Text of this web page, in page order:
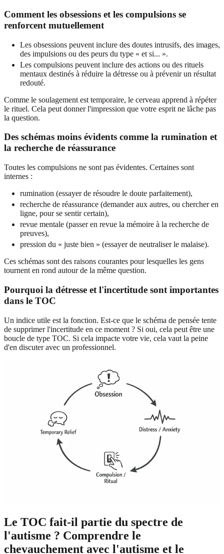
Comment les obsessions et les compulsions se
renforcent mutuellement
Les obsessions peuvent inclure des doutes intrusifs, des images,
des impulsions ou des peurs du type « et si... ».
Les compulsions peuvent inclure des actions ou des rituels
mentaux destinés à réduire la détresse ou à prévenir un résultat
redouté.
Comme le soulagement est temporaire, le cerveau apprend à répéter
le rituel. Cela peut donner l'impression que votre esprit ne lâche pas
la question.
Des schémas moins évidents comme la rumination et
la recherche de réassurance
Toutes les compulsions ne sont pas évidentes. Certaines sont
internes :
rumination (essayer de résoudre le doute parfaitement),
recherche de réassurance (demander aux autres, ou chercher en
ligne, pour se sentir certain),
revue mentale (passer en revue la mémoire à la recherche de
preuves),
pression du « juste bien » (essayer de neutraliser le malaise).
Ces schémas sont des raisons courantes pour lesquelles les gens
tournent en rond autour de la même question.
Pourquoi la détresse et l'incertitude sont importantes
dans le TOC
Un indice utile est la fonction. Est-ce que le schéma de pensée tente
de supprimer l'incertitude en ce moment ? Si oui, cela peut être une
boucle de type TOC. Si cela impacte votre vie, cela vaut la peine
d'en discuter avec un professionnel.
Le TOC fait-il partie du spectre de
l'autisme ? Comprendre le
chevauchement avec l'autisme et le